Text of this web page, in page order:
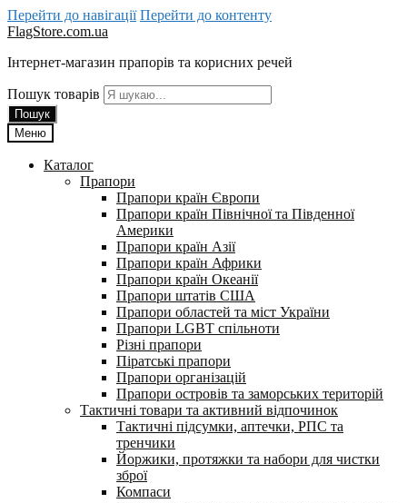
Перейти до навігації Перейти до контенту
FlagStore.com.ua
Інтернет-магазин прапорів та корисних речей
Пошук товарів
Пошук
Меню
Каталог
Прапори
Прапори країн Європи
Прапори країн Північної та Південної
Америки
Прапори країн Азії
Прапори країн Африки
Прапори країн Океанії
Прапори штатів США
Прапори областей та міст України
Прапори LGBT спільноти
Різні прапори
Піратські прапори
Прапори організацій
Прапори островів та заморських територій
Тактичні товари та активний відпочинок
Тактичні підсумки, аптечки, РПС та
тренчики
Йоржики, протяжки та набори для чистки
зброї
Компаси